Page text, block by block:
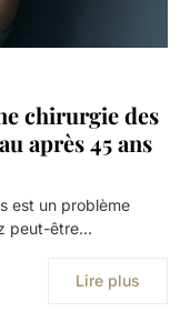
chirurgie des
après 45 ans
est un problème
peut-être…
Lire plus